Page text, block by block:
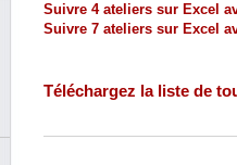
Suivre 4 ateliers sur Excel
Suivre 7 ateliers sur Excel
Téléchargez la liste de